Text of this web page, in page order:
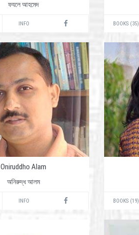
ফযলে আহমেদ
INFO BOOKS (35)
Oniruddho Alam
অনিরুদ্ধ আলম
INFO BOOKS (19)